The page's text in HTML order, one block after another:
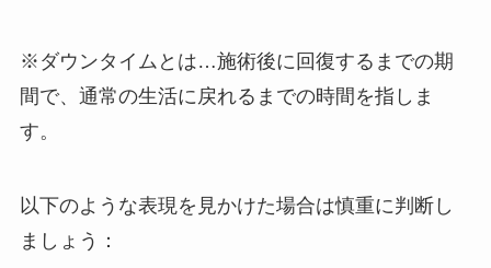
※ダウンタイムとは…施術後に回復するまでの期
間で、通常の生活に戻れるまでの時間を指しま
す。
以下のような表現を見かけた場合は慎重に判断し
ましょう：